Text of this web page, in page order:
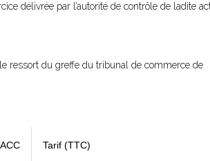
délivrée par l’autorité de contrôle de ladite
ressort du greffe du tribunal de commerce de
Tarif (TTC)